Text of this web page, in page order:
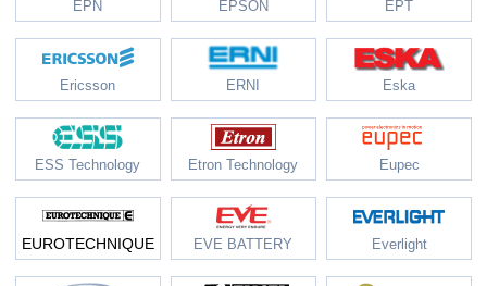
EPN EPSON EPT
Ericsson ERNI Eska
ESS Technology Etron Technology Eupec
EUROTECHNIQUE EVE BATTERY Everlight